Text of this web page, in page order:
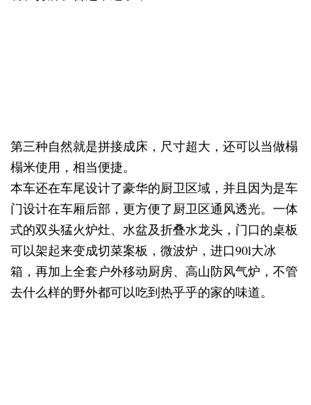
第三种自然就是拼接成床，尺寸超大，还可以当做榻
榻米使用，相当便捷。
本车还在车尾设计了豪华的厨卫区域，并且因为是车
门设计在车厢后部，更方便了厨卫区通风透光。一体
式的双头猛火炉灶、水盆及折叠水龙头，门口的桌板
可以架起来变成切菜案板，微波炉，进口90l大冰
箱，再加上全套户外移动厨房、高山防风气炉，不管
去什么样的野外都可以吃到热乎乎的家的味道。